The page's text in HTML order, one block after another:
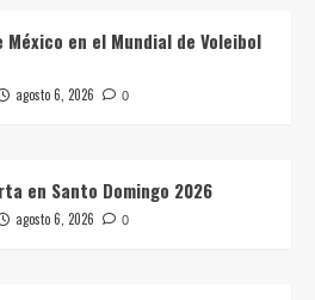
en el Mundial de Voleibol
agosto 6, 2026 0
en Santo Domingo 2026
agosto 6, 2026 0